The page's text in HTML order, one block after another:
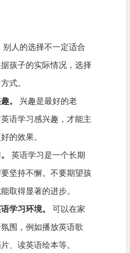
别人的选择不一定适合
孩子的实际情况，选择
式。
。 兴趣是最好的老
语学习感兴趣，才能主
的效果。
英语学习是一个长期
坚持不懈。不要期望孩
取得显著的进步。
学习环境。 可以在家
围，例如播放英语歌
、读英语绘本等。